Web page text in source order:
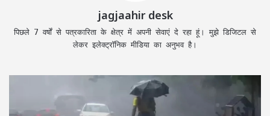
jagjaahir desk
पिछले 7 वर्षों से पत्रकारिता के क्षेत्र में अपनी सेवाएं दे रहा हूं। मुझे डिजिटल से
लेकर इलेक्ट्रॉनिक मीडिया का अनुभव है।